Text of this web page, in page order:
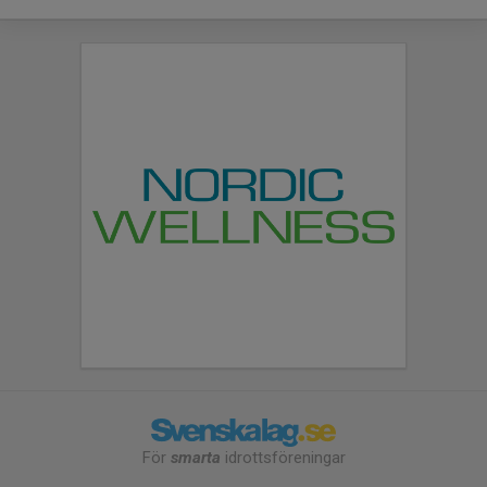
För smarta idrottsföreningar